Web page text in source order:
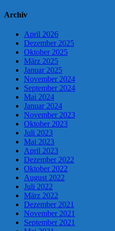
Archiv
April 2026
Dezember 2025
Oktober 2025
März 2025
Januar 2025
November 2024
September 2024
Mai 2024
Januar 2024
November 2023
Oktober 2023
Juli 2023
Mai 2023
April 2023
Dezember 2022
Oktober 2022
August 2022
Juli 2022
März 2022
Dezember 2021
November 2021
September 2021